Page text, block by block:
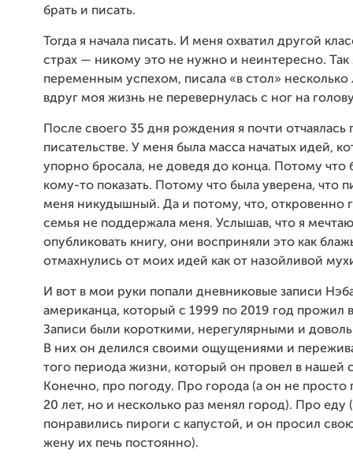
брать и писать.
Тогда я начала писать. И меня охватил другой
страх — никому это не нужно и неинтересно. Так
переменным успехом, писала «в стол» несколько
вдруг моя жизнь не перевернулась с ног на
После своего 35 дня рождения я почти отчаялась
писательстве. У меня была масса начатых идей,
упорно бросала, не доведя до конца. Потому что
кому-то показать. Потому что была уверена, что
меня никудышный. Да и потому, что, откровенно
семья не поддержала меня. Услышав, что я
опубликовать книгу, они восприняли это как
отмахнулись от моих идей как от назойливой
И вот в мои руки попали дневниковые записи
американца, который с 1999 по 2019 год прожил
Записи были короткими, нерегулярными и
В них он делился своими ощущениями и
того периода жизни, который он провел в нашей
Конечно, про погоду. Про города (а он не просто
20 лет, но и несколько раз менял город). Про еду
понравились пироги с капустой, и он просил
жену их печь постоянно).